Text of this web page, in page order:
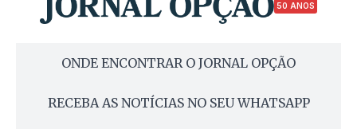
50 ANOS
ONDE ENCONTRAR O JORNAL OPÇÃO
RECEBA AS NOTÍCIAS NO SEU WHATSAPP